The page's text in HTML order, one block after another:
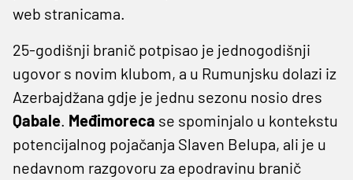
web stranicama.
25-godišnji branič potpisao je jednogodišnji
ugovor s novim klubom, a u Rumunjsku dolazi iz
Azerbajdžana gdje je jednu sezonu nosio dres
Qabale. Međimoreca se spominjalo u kontekstu
potencijalnog pojačanja Slaven Belupa, ali je u
nedavnom razgovoru za epodravinu branič